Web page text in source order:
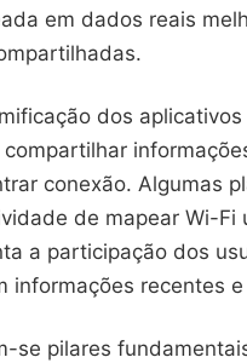
em dados reais
dos
conexão. Algumas
de mapear Wi-Fi
a participação dos
informações recentes
se pilares